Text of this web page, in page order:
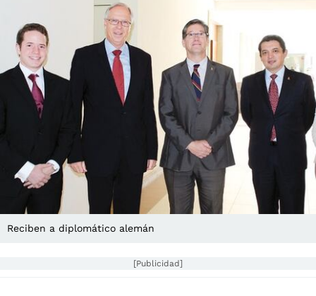
Reciben a diplomático alemán
[Publicidad]